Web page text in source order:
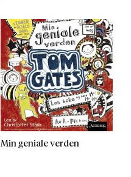
Min geniale verden